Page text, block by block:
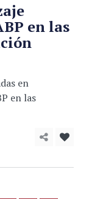
en las
en
en las